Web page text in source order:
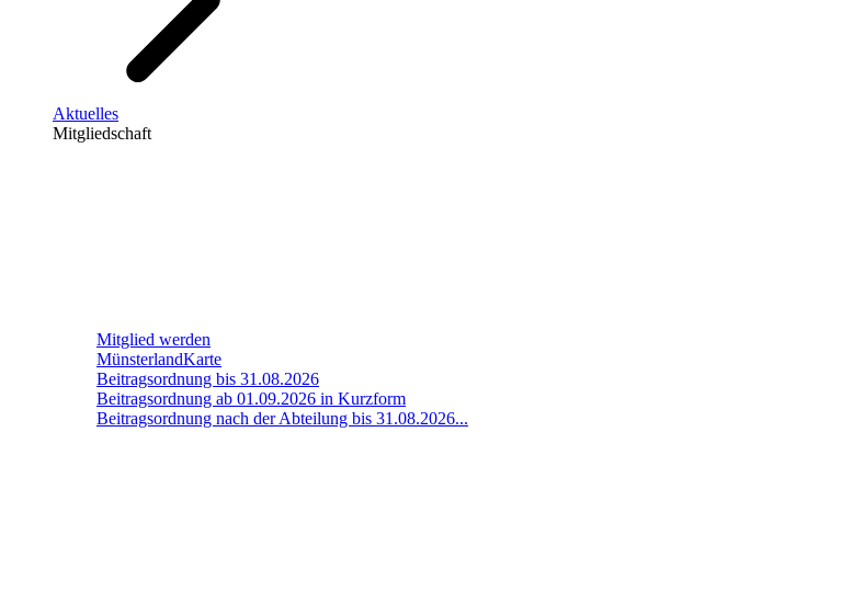
Aktuelles
Mitgliedschaft
Mitglied werden
MünsterlandKarte
Beitragsordnung bis 31.08.2026
Beitragsordnung ab 01.09.2026 in Kurzform
Beitragsordnung nach der Abteilung bis 31.08.2026...